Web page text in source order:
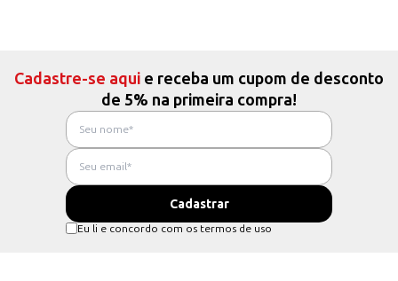
Cadastre-se aqui e receba um cupom de desconto
de 5% na primeira compra!
Eu li e concordo com os termos de uso